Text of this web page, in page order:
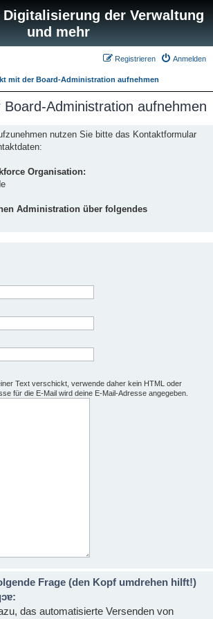
Digitalisierung der Verwaltung
und mehr
Anmelden
Registrieren
mit der Board-Administration aufnehmen
Administration aufnehmen
nutzen Sie bitte das Kontaktformular
Organisation:
Administration über folgendes
Text verschickt, verwende daher kein HTML oder
für die E-Mail wird deine E-Mail-Adresse angegeben.
Frage (den Kopf umdrehen hilft!)
das automatisierte Versenden von